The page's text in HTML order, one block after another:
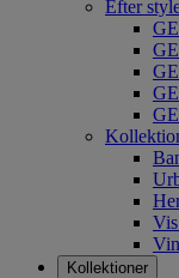
Efter
Kollektioner